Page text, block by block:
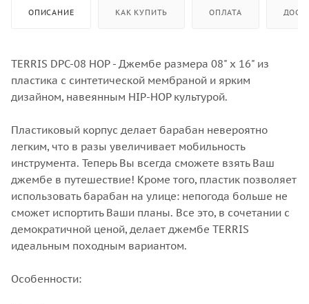
ОПИСАНИЕ КАК КУПИТЬ ОПЛАТА
TERRIS DPС-08 HOP - Джембе размера 08" х 16" из
пластика с синтетической мембраной и ярким
дизайном, навеянным HIP-HOP культурой.
Пластиковый корпус делает барабан невероятно
легким, что в разы увеличивает мобильность
инструмента. Теперь Вы всегда сможете взять Ваш
джембе в путешествие! Кроме того, пластик позволяет
использовать барабан на улице: непогода больше не
сможет испортить Ваши планы. Все это, в сочетании с
демократичной ценой, делает джембе TERRIS
идеальным походным вариантом.
Особенности: